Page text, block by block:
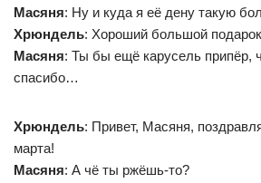
Масяня: Ну и куда я её дену такую
Хрюндель: Хороший большой
Масяня: Ты бы ещё карусель припёр,
спасибо…
Хрюндель: Привет, Масяня,
марта!
Масяня: А чё ты ржёшь-то?